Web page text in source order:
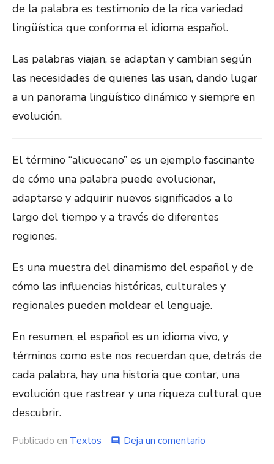
de la palabra es testimonio de la rica variedad
lingüística que conforma el idioma español.
Las palabras viajan, se adaptan y cambian según
las necesidades de quienes las usan, dando lugar
a un panorama lingüístico dinámico y siempre en
evolución.
El término “alicuecano” es un ejemplo fascinante
de cómo una palabra puede evolucionar,
adaptarse y adquirir nuevos significados a lo
largo del tiempo y a través de diferentes
regiones.
Es una muestra del dinamismo del español y de
cómo las influencias históricas, culturales y
regionales pueden moldear el lenguaje.
En resumen, el español es un idioma vivo, y
términos como este nos recuerdan que, detrás de
cada palabra, hay una historia que contar, una
evolución que rastrear y una riqueza cultural que
descubrir.
Publicado en Textos comment Deja un comentario